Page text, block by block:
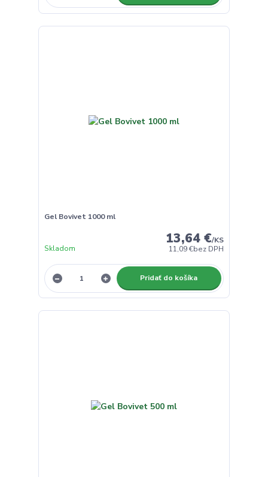
Gel Bovivet 1000 ml
13,64 €/KS
11,09 €bez DPH
Skladom
Pridať do košíka